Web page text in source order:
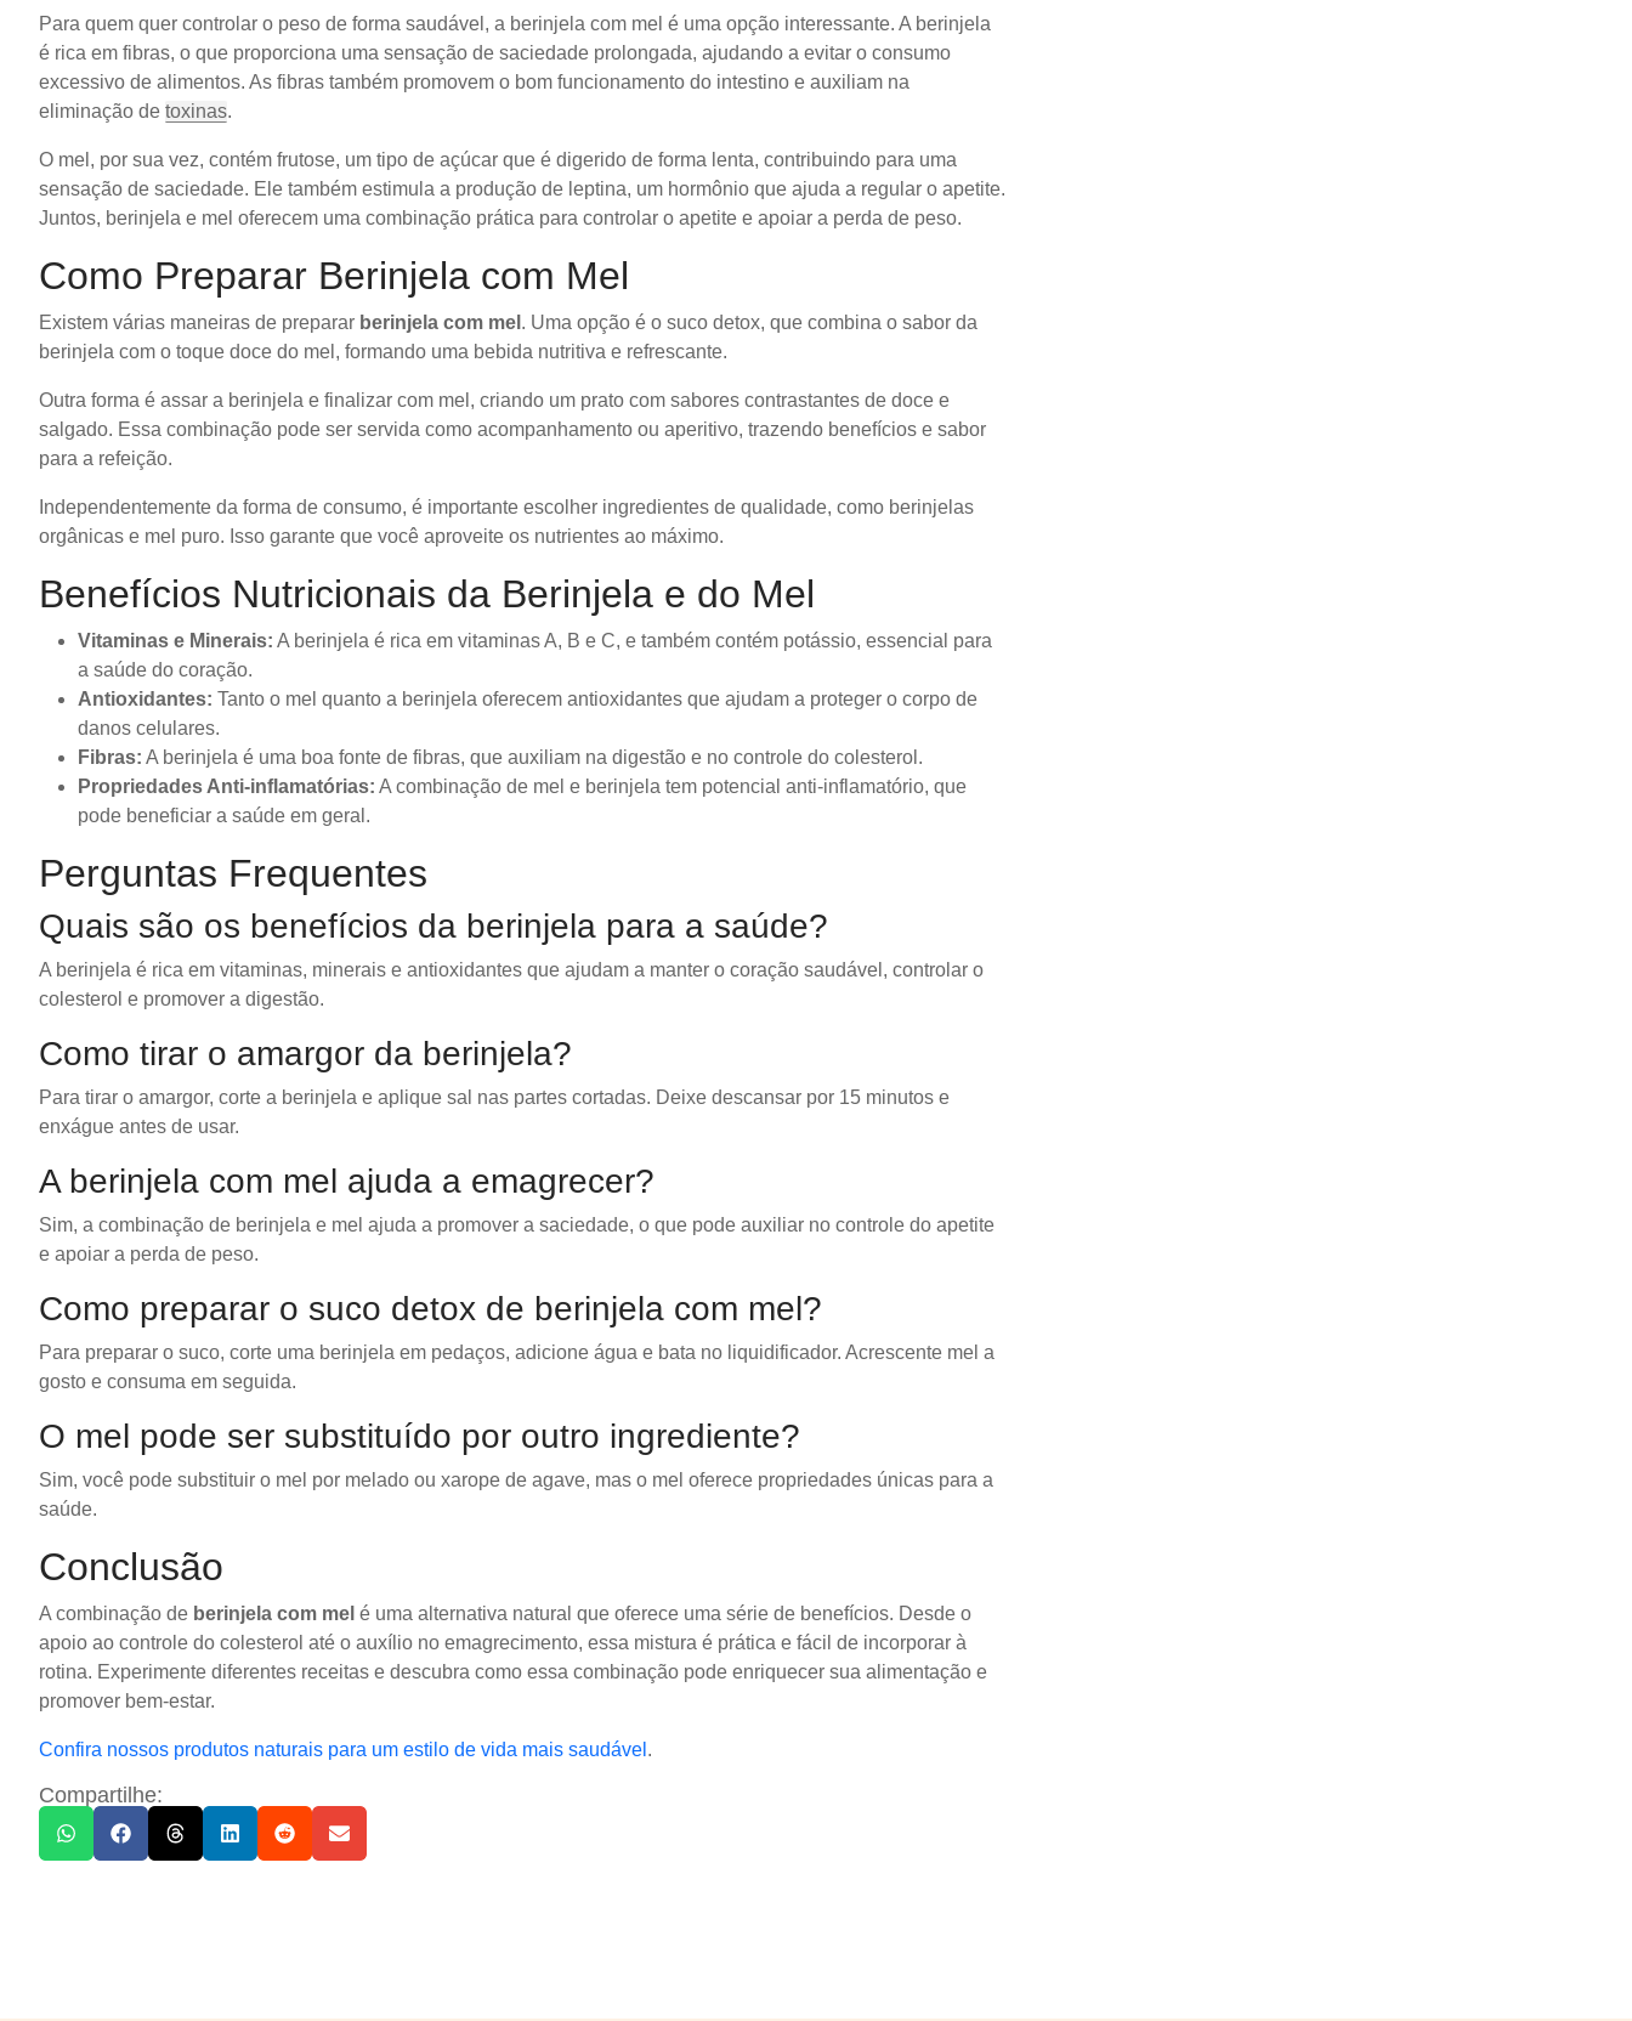
Para quem quer controlar o peso de forma saudável, a berinjela com mel é uma opção interessante. A berinjela
é rica em fibras, o que proporciona uma sensação de saciedade prolongada, ajudando a evitar o consumo
excessivo de alimentos. As fibras também promovem o bom funcionamento do intestino e auxiliam na
eliminação de toxinas.
O mel, por sua vez, contém frutose, um tipo de açúcar que é digerido de forma lenta, contribuindo para uma
sensação de saciedade. Ele também estimula a produção de leptina, um hormônio que ajuda a regular o apetite.
Juntos, berinjela e mel oferecem uma combinação prática para controlar o apetite e apoiar a perda de peso.
Como Preparar Berinjela com Mel
Existem várias maneiras de preparar berinjela com mel . Uma opção é o suco detox, que combina o sabor da
berinjela com o toque doce do mel, formando uma bebida nutritiva e refrescante.
Outra forma é assar a berinjela e finalizar com mel, criando um prato com sabores contrastantes de doce e
salgado. Essa combinação pode ser servida como acompanhamento ou aperitivo, trazendo benefícios e sabor
para a refeição.
Independentemente da forma de consumo, é importante escolher ingredientes de qualidade, como berinjelas
orgânicas e mel puro. Isso garante que você aproveite os nutrientes ao máximo.
Benefícios Nutricionais da Berinjela e do Mel
Vitaminas e Minerais: A berinjela é rica em vitaminas A, B e C, e também contém potássio, essencial para
a saúde do coração.
Antioxidantes: Tanto o mel quanto a berinjela oferecem antioxidantes que ajudam a proteger o corpo de
danos celulares.
Fibras: A berinjela é uma boa fonte de fibras, que auxiliam na digestão e no controle do colesterol.
Propriedades Anti-inflamatórias: A combinação de mel e berinjela tem potencial anti-inflamatório, que
pode beneficiar a saúde em geral.
Perguntas Frequentes
Quais são os benefícios da berinjela para a saúde?
A berinjela é rica em vitaminas, minerais e antioxidantes que ajudam a manter o coração saudável, controlar o
colesterol e promover a digestão.
Como tirar o amargor da berinjela?
Para tirar o amargor, corte a berinjela e aplique sal nas partes cortadas. Deixe descansar por 15 minutos e
enxágue antes de usar.
A berinjela com mel ajuda a emagrecer?
Sim, a combinação de berinjela e mel ajuda a promover a saciedade, o que pode auxiliar no controle do apetite
e apoiar a perda de peso.
Como preparar o suco detox de berinjela com mel?
Para preparar o suco, corte uma berinjela em pedaços, adicione água e bata no liquidificador. Acrescente mel a
gosto e consuma em seguida.
O mel pode ser substituído por outro ingrediente?
Sim, você pode substituir o mel por melado ou xarope de agave, mas o mel oferece propriedades únicas para a
saúde.
Conclusão
A combinação de berinjela com mel é uma alternativa natural que oferece uma série de benefícios. Desde o
apoio ao controle do colesterol até o auxílio no emagrecimento, essa mistura é prática e fácil de incorporar à
rotina. Experimente diferentes receitas e descubra como essa combinação pode enriquecer sua alimentação e
promover bem-estar.
Confira nossos produtos naturais para um estilo de vida mais saudável .
Compartilhe: